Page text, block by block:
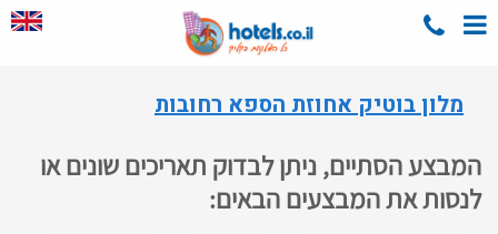
מלון בוטיק אחוזת הספא רחובות
המבצע הסתיים, ניתן לבדוק תאריכים שונים או
לנסות את המבצעים הבאים: